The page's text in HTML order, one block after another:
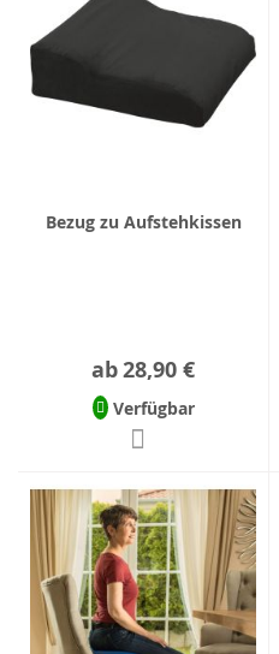
Bezug zu Aufstehkissen
ab28,90 €
Verfügbar